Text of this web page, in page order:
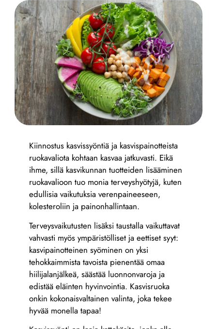
Kiinnostus kasvissyöntiä ja kasvispainotteista
ruokavaliota kohtaan kasvaa jatkuvasti. Eikä
ihme, sillä kasvikunnan tuotteiden lisääminen
ruokavalioon tuo monia terveyshyötyjä, kuten
edullisia vaikutuksia verenpaineeseen,
kolesteroliin ja painonhallintaan.
Terveysvaikutusten lisäksi taustalla vaikuttavat
vahvasti myös ympäristölliset ja eettiset syyt:
kasvipainotteinen syöminen on yksi
tehokkaimmista tavoista pienentää omaa
hiilijalanjälkeä, säästää luonnonvaroja ja
edistää eläinten hyvinvointia. Kasvisruoka
onkin kokonaisvaltainen valinta, joka tekee
hyvää monella tapaa!